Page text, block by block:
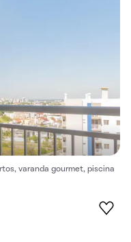
varanda gourmet, piscina